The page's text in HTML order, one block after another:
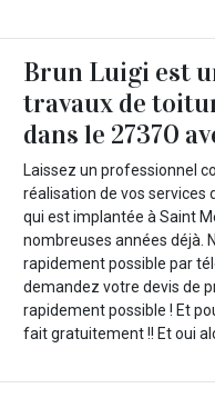
Brun Luigi est
travaux de
dans le 27370
Laissez un professionnel
réalisation de vos services
qui est implantée à Saint
nombreuses années déjà.
rapidement possible par
demandez votre devis de
rapidement possible ! Et
fait gratuitement !! Et oui